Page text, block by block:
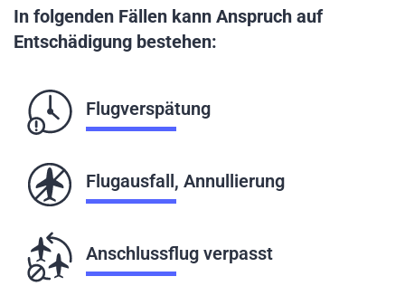
In folgenden Fällen kann Anspruch auf
Entschädigung bestehen:
Flugverspätung
Flugausfall, Annullierung
Anschlussflug verpasst